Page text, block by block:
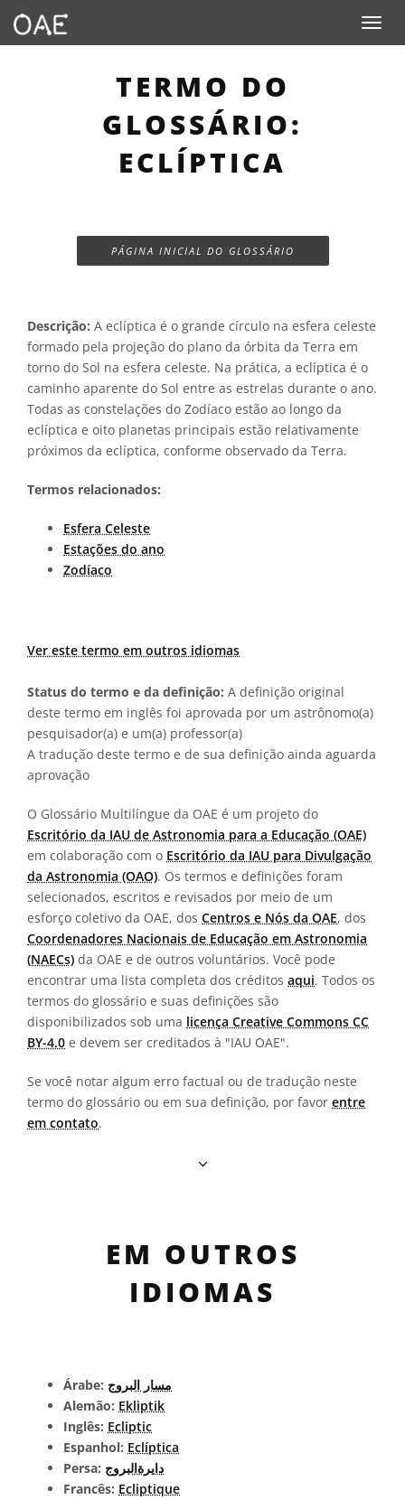
Toggle
TERMO DO
GLOSSÁRIO:
ECLÍPTICA
PÁGINA INICIAL DO GLOSSÁRIO
Descrição: A eclíptica é o grande círculo na esfera celeste
formado pela projeção do plano da órbita da Terra em
torno do Sol na esfera celeste. Na prática, a eclíptica é o
caminho aparente do Sol entre as estrelas durante o ano.
Todas as constelações do Zodíaco estão ao longo da
eclíptica e oito planetas principais estão relativamente
próximos da eclíptica, conforme observado da Terra.
Termos relacionados:
Esfera Celeste
Estações do ano
Zodíaco
Ver este termo em outros idiomas
Status do termo e da definição: A definição original
deste termo em inglês foi aprovada por um astrônomo(a)
pesquisador(a) e um(a) professor(a)
A tradução deste termo e de sua definição ainda aguarda
aprovação
O Glossário Multilíngue da OAE é um projeto do
Escritório da IAU de Astronomia para a Educação (OAE)
em colaboração com o Escritório da IAU para Divulgação
da Astronomia (OAO). Os termos e definições foram
selecionados, escritos e revisados por meio de um
esforço coletivo da OAE, dos Centros e Nós da OAE, dos
Coordenadores Nacionais de Educação em Astronomia
(NAECs) da OAE e de outros voluntários. Você pode
encontrar uma lista completa dos créditos aqui. Todos os
termos do glossário e suas definições são
disponibilizados sob uma licença Creative Commons CC
BY-4.0 e devem ser creditados à "IAU OAE".
Se você notar algum erro factual ou de tradução neste
termo do glossário ou em sua definição, por favor entre
em contato.
EM OUTROS
IDIOMAS
Árabe: مسار البروج
Alemão: Ekliptik
Inglês: Ecliptic
Espanhol: Eclíptica
Persa: دایرةالبروج
Francês: Ecliptique